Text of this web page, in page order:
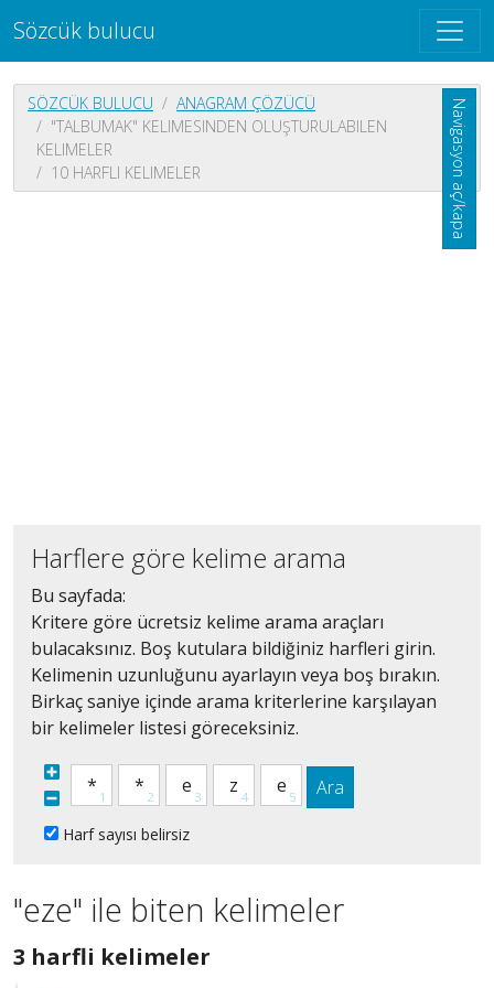
Sözcük bulucu
Navigasyon aç/kapa
SÖZCÜK BULUCU
ANAGRAM ÇÖZÜCÜ
"TALBUMAK" KELIMESINDEN OLUŞTURULABILEN
KELIMELER
10 HARFLI KELIMELER
Harflere göre kelime arama
Bu sayfada:
Kritere göre ücretsiz kelime arama araçları
bulacaksınız. Boş kutulara bildiğiniz harfleri girin.
Kelimenin uzunluğunu ayarlayın veya boş bırakın.
Birkaç saniye içinde arama kriterlerine karşılayan
bir kelimeler listesi göreceksiniz.
Ara
Harf sayısı belirsiz
"eze" ile biten kelimeler
3 harfli kelimeler